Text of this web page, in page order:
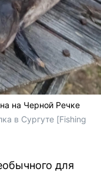
на Черной Речке
в Сургуте [Fishing
для